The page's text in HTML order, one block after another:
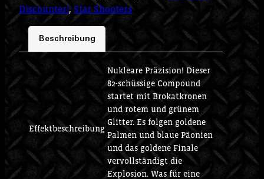
Discounter!, Star Shooters
Beschreibung
Effektbeschreibung
Nukleare Präzision! Dieser
82-schüssige Compound
startet mit Brokatkronen
und rotem und grünem
Glitter. Es folgen goldene
Palmen und blaue Päonien
und das goldene Finale
vervollständigt die
Explosion. Was für eine